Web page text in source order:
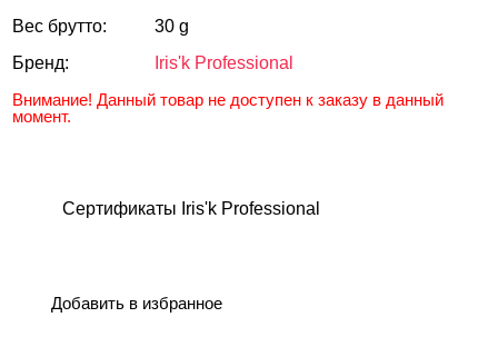
Вес брутто:
30 g
Бренд:
Iris'k Professional
Внимание! Данный товар не доступен к заказу в данный
момент.
Сертификаты Iris'k Professional
Добавить в избранное